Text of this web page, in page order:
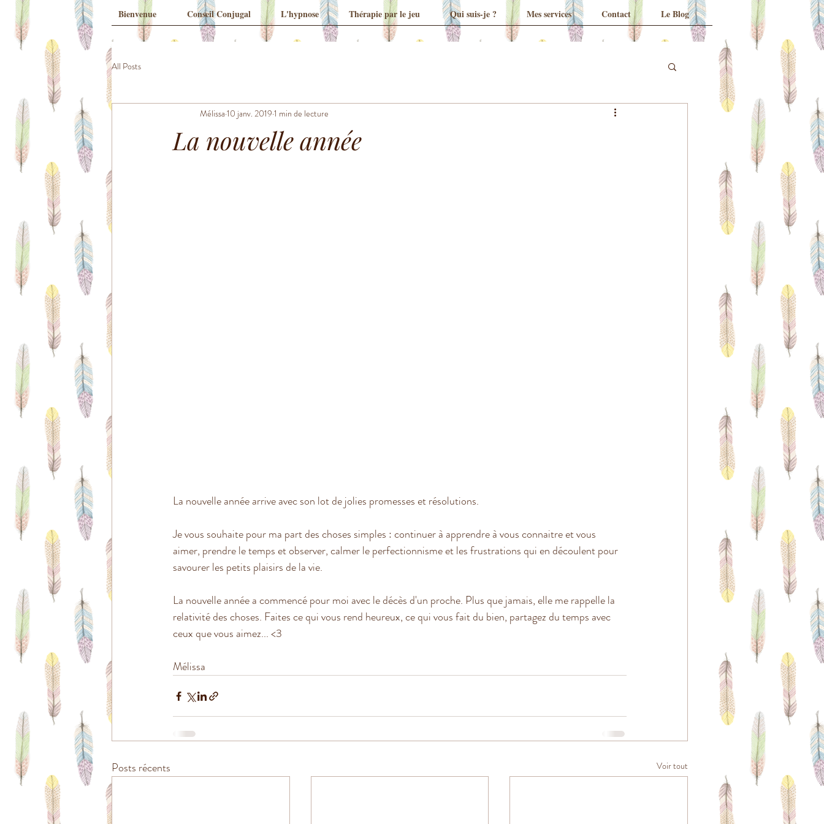
Bienvenue Conseil Conjugal L'hypnose Thérapie par le jeu Qui suis-je ? Mes services Contact Le Blog
All Posts
La nouvelle année
Mélissa 10 janv. 2019 1 min de lecture
La nouvelle année arrive avec son lot de jolies promesses et résolutions.
Je vous souhaite pour ma part des choses simples : continuer à apprendre à vous connaitre et vous
aimer, prendre le temps et observer, calmer le perfectionnisme et les frustrations qui en découlent pour
savourer les petits plaisirs de la vie.
La nouvelle année a commencé pour moi avec le décès d'un proche. Plus que jamais, elle me rappelle la
relativité des choses. Faites ce qui vous rend heureux, ce qui vous fait du bien, partagez du temps avec
ceux que vous aimez... <3
Mélissa
Posts récents Voir tout